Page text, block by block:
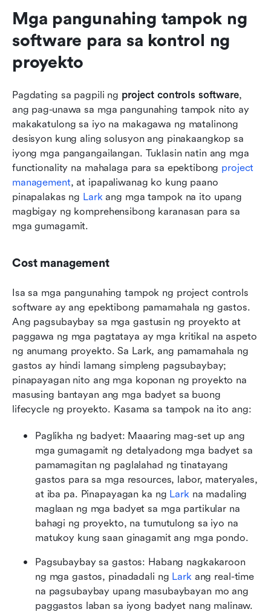
Mga pangunahing tampok ng
software para sa kontrol ng
proyekto
Pagdating sa pagpili ng project controls software,
ang pag-unawa sa mga pangunahing tampok nito ay
makakatulong sa iyo na makagawa ng matalinong
desisyon kung aling solusyon ang pinakaangkop sa
iyong mga pangangailangan. Tuklasin natin ang mga
functionality na mahalaga para sa epektibong project
management, at ipapaliwanag ko kung paano
pinapalakas ng Lark ang mga tampok na ito upang
magbigay ng komprehensibong karanasan para sa
mga gumagamit.
Cost management
Isa sa mga pangunahing tampok ng project controls
software ay ang epektibong pamamahala ng gastos.
Ang pagsubaybay sa mga gastusin ng proyekto at
paggawa ng mga pagtataya ay mga kritikal na aspeto
ng anumang proyekto. Sa Lark, ang pamamahala ng
gastos ay hindi lamang simpleng pagsubaybay;
pinapayagan nito ang mga koponan ng proyekto na
masusing bantayan ang mga badyet sa buong
lifecycle ng proyekto. Kasama sa tampok na ito ang:
Paglikha ng badyet: Maaaring mag-set up ang
mga gumagamit ng detalyadong mga badyet sa
pamamagitan ng paglalahad ng tinatayang
gastos para sa mga resources, labor, materyales,
at iba pa. Pinapayagan ka ng Lark na madaling
maglaan ng mga badyet sa mga partikular na
bahagi ng proyekto, na tumutulong sa iyo na
matukoy kung saan ginagamit ang mga pondo.
Pagsubaybay sa gastos: Habang nagkakaroon
ng mga gastos, pinadadali ng Lark ang real-time
na pagsubaybay upang masubaybayan mo ang
paggastos laban sa iyong badyet nang malinaw.